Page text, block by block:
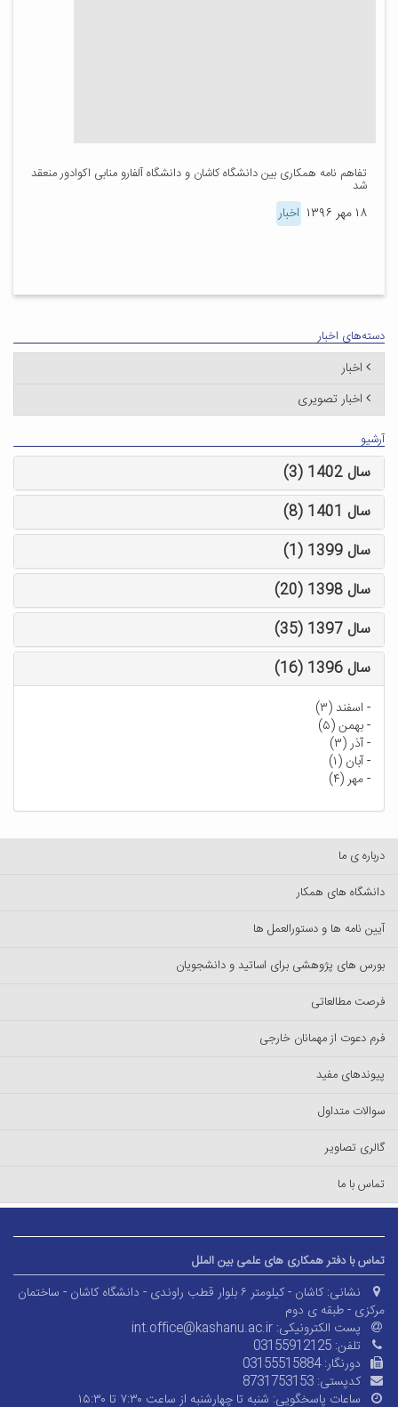
تفاهم نامه همکاری بین دانشگاه کاشان و دانشگاه آلفارو منابی اکوادور منعقد
شد
۱۸ مهر ۱۳۹۶ اخبار
دسته‌های اخبار
اخبار
اخبار تصویری
آرشیو
سال 1402 (3)
سال 1401 (8)
سال 1399 (1)
سال 1398 (20)
سال 1397 (35)
سال 1396 (16)
- اسفند (۳)
-بهمن (۵)
-آذر (۳)
-آبان (۱)
-مهر (۴)
درباره ی ما
دانشگاه های همکار
آیین نامه ها و دستورالعمل ها
بورس های پژوهشی برای اساتید و دانشجویان
فرصت مطالعاتی
فرم دعوت از مهمانان خارجی
پیوندهای مفید
سوالات متداول
گالری تصاویر
تماس با ما
تماس با دفتر همکاری های علمی بین الملل
نشانی:
کاشان - کیلومتر ۶ بلوار قطب راوندی - دانشگاه کاشان - ساختمان
مرکزی - طبقه ی دوم
پست الکترونیکی: int.office@kashanu.ac.ir
تلفن: 03155912125
دورنگار:03155515884
کدپستی: 8731753153
ساعات پاسخگویی: شنبه تا چهارشنبه از ساعت ۷:۳۰ تا ۱۵:۳۰